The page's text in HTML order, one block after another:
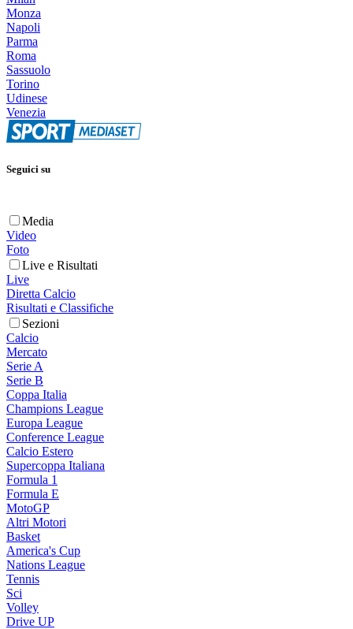
Monza
Napoli
Parma
Roma
Sassuolo
Torino
Udinese
Venezia
Seguici su
Media
Video
Foto
Live e Risultati
Live
Diretta Calcio
Risultati e Classifiche
Sezioni
Calcio
Mercato
Serie A
Serie B
Coppa Italia
Champions League
Europa League
Conference League
Calcio Estero
Supercoppa Italiana
Formula 1
Formula E
MotoGP
Altri Motori
Basket
America's Cup
Nations League
Tennis
Sci
Volley
Drive UP